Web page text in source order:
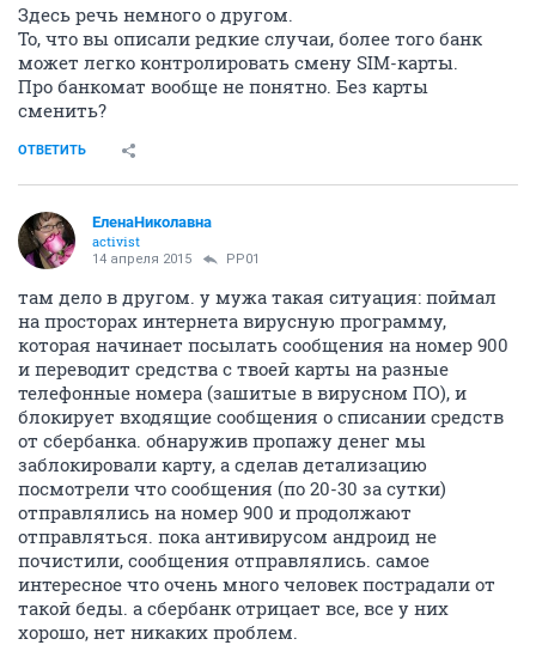
Здесь речь немного о другом.
То, что вы описали редкие случаи, более того банк
может легко контролировать смену SIM-карты.
Про банкомат вообще не понятно. Без карты
сменить?
ОТВЕТИТЬ
ЕленаНиколавна
activist
14 апреля 2015 PP01
там дело в другом. у мужа такая ситуация: поймал
на просторах интернета вирусную программу,
которая начинает посылать сообщения на номер 900
и переводит средства с твоей карты на разные
телефонные номера (зашитые в вирусном ПО), и
блокирует входящие сообщения о списании средств
от сбербанка. обнаружив пропажу денег мы
заблокировали карту, а сделав детализацию
посмотрели что сообщения (по 20-30 за сутки)
отправлялись на номер 900 и продолжают
отправляться. пока антивирусом андроид не
почистили, сообщения отправлялись. самое
интересное что очень много человек пострадали от
такой беды. а сбербанк отрицает все, все у них
хорошо, нет никаких проблем.